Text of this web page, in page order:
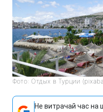
Фото: Отдых в Турции
Не витрачай час на